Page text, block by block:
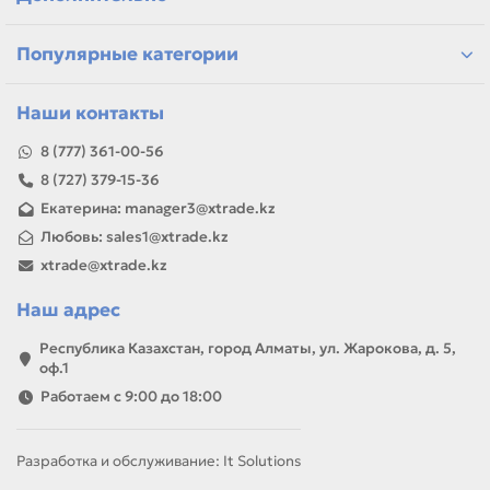
или задачей, товар можно использовать для замены,
ремонта, заправки, печати или пополнения складского
Популярные категории
Наши контакты
8 (777) 361-00-56
8 (727) 379-15-36
Екатерина: manager3@xtrade.kz
Любовь: sales1@xtrade.kz
xtrade@xtrade.kz
Наш адрес
Республика Казахстан, город Алматы, ул. Жарокова, д. 5,
оф.1
Работаем с 9:00 до 18:00
Разработка и обслуживание: It Solutions